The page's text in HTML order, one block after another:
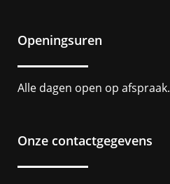
Openingsuren
Alle dagen open op afspraak.
Onze contactgegevens